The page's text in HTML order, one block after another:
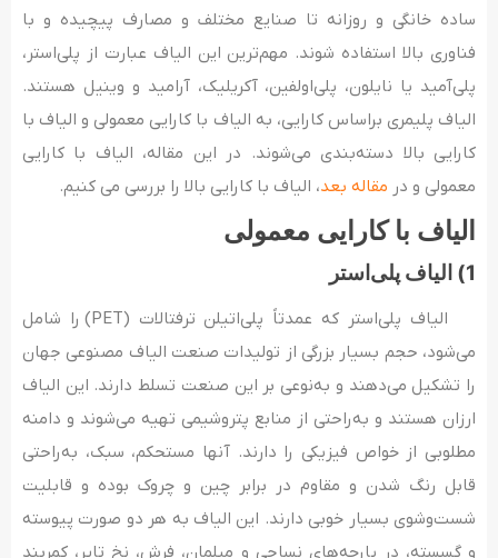
ساده خانگی و روزانه تا صنایع مختلف و مصارف پیچیده و با
فناوری بالا استفاده شوند. مهم‌ترین این الیاف عبارت از پلی‌استر،
پلی‌آمید یا نایلون، پلی‌اولفین، آکریلیک، آرامید و وینیل هستند.
الیاف پلیمری براساس کارایی، به الیاف با کارایی معمولی و الیاف با
کارایی بالا دسته‌بندی می‌شوند. در این مقاله، الیاف با کارایی
معمولی و در مقاله بعد، الیاف با کارایی بالا را بررسی می‌ کنیم.
الیاف با کارایی معمولی
1) الیاف پلی‌استر
الیاف پلی‌استر که عمدتاً پلی‌اتیلن ترفتالات (PET) را شامل
می‌شود، حجم بسیار بزرگی از تولیدات صنعت الیاف مصنوعی جهان
را تشکیل می‌دهند و به‌نوعی بر این صنعت تسلط دارند. این الیاف
ارزان هستند و به‌راحتی از منابع پتروشیمی تهیه می‌شوند و دامنه
مطلوبی از خواص فیزیکی را دارند. آنها مستحکم، سبک، به‌راحتی
قابل رنگ شدن و مقاوم در برابر چین و چروک بوده و قابلیت
شست‌وشوی بسیار خوبی دارند. این الیاف به‌ هر دو صورت پیوسته
و گسسته، در پارچه‌های نساجی و مبلمان، فرش، نخ تایر، کمربند